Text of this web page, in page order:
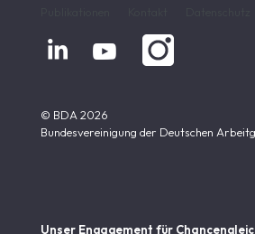
 
© BDA 2026
Bundesvereinigung der Deutschen
Unser Engagement für